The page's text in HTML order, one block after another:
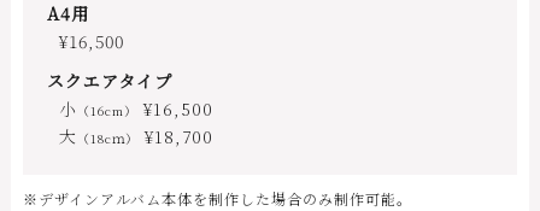
A4用
¥16,500
スクエアタイプ
小 （16cm）
¥16,500
大 （18cｍ） ¥18,700
※デザインアルバム本体を制作した場合のみ制作可能。